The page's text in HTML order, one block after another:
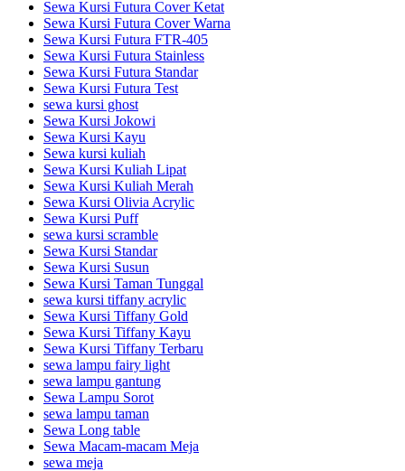
Sewa Kursi Futura Cover Ketat
Sewa Kursi Futura Cover Warna
Sewa Kursi Futura FTR-405
Sewa Kursi Futura Stainless
Sewa Kursi Futura Standar
Sewa Kursi Futura Test
sewa kursi ghost
Sewa Kursi Jokowi
Sewa Kursi Kayu
Sewa kursi kuliah
Sewa Kursi Kuliah Lipat
Sewa Kursi Kuliah Merah
Sewa Kursi Olivia Acrylic
Sewa Kursi Puff
sewa kursi scramble
Sewa Kursi Standar
Sewa Kursi Susun
Sewa Kursi Taman Tunggal
sewa kursi tiffany acrylic
Sewa Kursi Tiffany Gold
Sewa Kursi Tiffany Kayu
Sewa Kursi Tiffany Terbaru
sewa lampu fairy light
sewa lampu gantung
Sewa Lampu Sorot
sewa lampu taman
Sewa Long table
Sewa Macam-macam Meja
sewa meja